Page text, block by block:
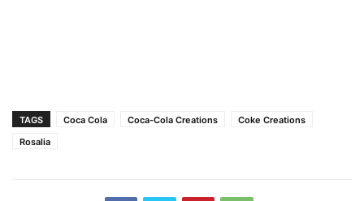
TAGS Coca Cola Coca-Cola Creations
Coke Creations
Rosalia